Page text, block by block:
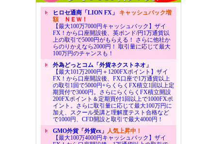
ヒロセ通商「LION FX」 キャッシュバック増
額ＮＥＷ！
【最大100万7000円キャッシュバック】ザイ
FX！から口座開設後、英ポンド/円1万通貨以
上の取引で5000円がもらえる！ さらに他社か
らのりかえなら2000円！ 取引量に応じて最大
100万円のチャンスも！
外為どっとコム「外貨ネクストネオ」
【最大101万2000円＋1200FXポイント】ザイ
FX！から口座開設後、FX口座で1万通貨以上
の取引1回で5000円+らくらくFX積立1回以上定
期買付で3000円。さらにらくらくFX積立開設
200FXポイント＆定期買付1回以上で1000FXポ
イント。さらに取引量に応じて最大100万円に
加え、スクール受講と理解度テスト合格など
で1000円、CFD開設と取引で最大4000円！
GMO外貨「外貨ex」 人気上昇中！
【最大100万4000円キャッシュバック】ザイ